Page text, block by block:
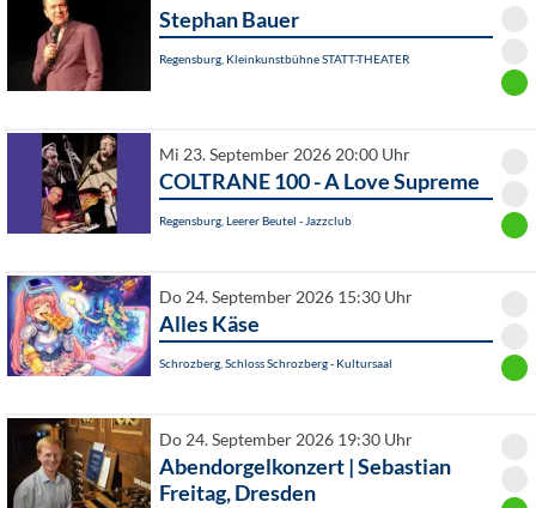
Stephan Bauer
Regensburg, Kleinkunstbühne STATT-THEATER
Mi 23. September 2026 20:00 Uhr
COLTRANE 100 - A Love Supreme
Regensburg, Leerer Beutel - Jazzclub
Do 24. September 2026 15:30 Uhr
Alles Käse
Schrozberg, Schloss Schrozberg - Kultursaal
Do 24. September 2026 19:30 Uhr
Abendorgelkonzert | Sebastian
Freitag, Dresden